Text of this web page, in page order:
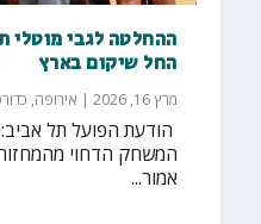
ההחלטה לגבי
החל שיקום בארץ
מרץ 16, 2026 | אירופה,
אמור...